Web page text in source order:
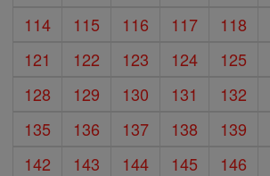
114
115 116 117 118
121
122 123 124 125
128
129 130 131 132
135
136 137 138 139
142
143 144 145 146